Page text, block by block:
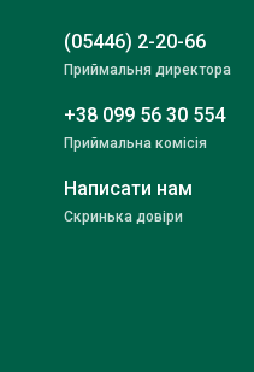
(05446) 2-20-66
Приймальня директора
+38 099 56 30 554
Приймальна комісія
Написати нам
Скринька довіри